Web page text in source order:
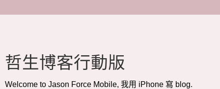
哲生博客行動版
Welcome to Jason Force Mobile, 我用 iPhone 寫 blog.